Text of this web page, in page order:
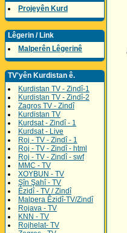
Projeyên Kurd
Lêgerin / Link
Malperên Lêgerinê
TV'yên Kurdistan ê.
Kurdistan TV - Zindî-1
Kurdistan TV - Zindî-2
Zagros TV - Zindî
Kurdistan TV
Kurdsat - Zindî - 1
Kurdsat - Live
Roj - TV - Zindî - 1
Roj - TV - Zindî - html
Roj - TV - Zindî - swf
MMC - TV
XOYBUN - TV
Şîn Şahî - TV
Êzidî - TV / Zindî
Malpera Êzidî-TV/Zindî
Rojava - TV
KNN - TV
Rojhelat- TV